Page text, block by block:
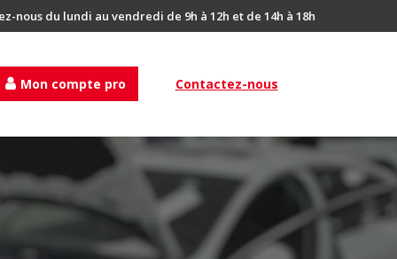
nous du lundi au vendredi de 9h à 12h et de 14h à 18h
Mon compte pro Contactez-nous